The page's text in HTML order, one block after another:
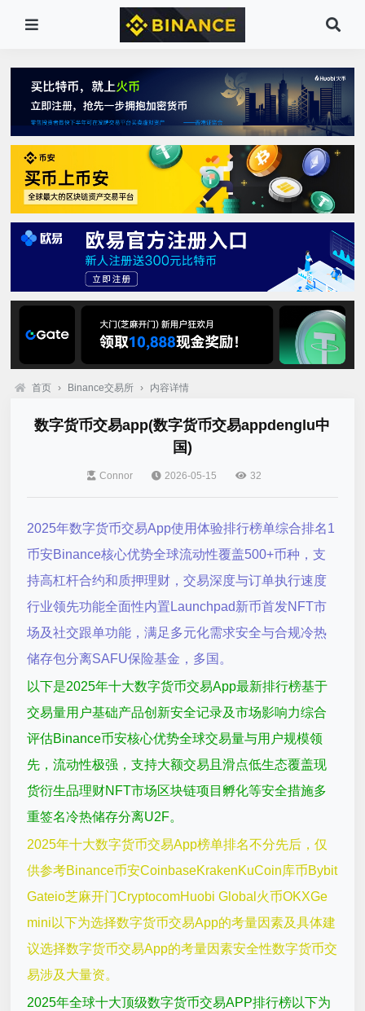
首页 › Binance交易所 › 内容详情
数字货币交易app(数字货币交易appdenglu中
国)
Connor 2026-05-15 32
2025年数字货币交易App使用体验排行榜单综合排名1
币安Binance核心优势全球流动性覆盖500+币种，支
持高杠杆合约和质押理财，交易深度与订单执行速度
行业领先功能全面性内置Launchpad新币首发NFT市
场及社交跟单功能，满足多元化需求安全与合规冷热
储存包分离SAFU保险基金，多国。
以下是2025年十大数字货币交易App最新排行榜基于
交易量用户基础产品创新安全记录及市场影响力综合
评估Binance币安核心优势全球交易量与用户规模领
先，流动性极强，支持大额交易且滑点低生态覆盖现
货衍生品理财NFT市场区块链项目孵化等安全措施多
重签名冷热储存分离U2F。
2025年十大数字货币交易App榜单排名不分先后，仅
供参考Binance币安CoinbaseKrakenKuCoin库币Bybit
Gateio芝麻开门CryptocomHuobi Global火币OKXGe
mini以下为选择数字货币交易App的考量因素及具体建
议选择数字货币交易App的考量因素安全性数字货币交
易涉及大量资。
2025年全球十大顶级数字货币交易APP排行榜以下为